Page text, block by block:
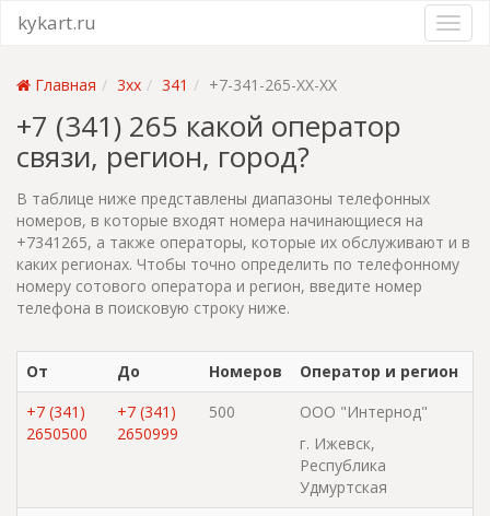
kykart.ru
Главная 3xx 341 +7-341-265-XX-XX
+7 (341) 265 какой оператор
связи, регион, город?
В таблице ниже представлены диапазоны телефонных
номеров, в которые входят номера начинающиеся на
+7341265, а также операторы, которые их обслуживают и в
каких регионах. Чтобы точно определить по телефонному
номеру сотового оператора и регион, введите номер
телефона в поисковую строку ниже.
От До Номеров
Оператор и регион
+7 (341)
2650500
+7 (341)
2650999
500
ООО "Интернод"
г. Ижевск,
Республика
Удмуртская